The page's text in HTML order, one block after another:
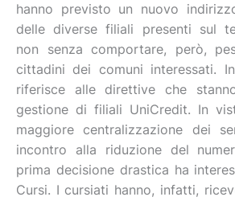
hanno previsto un nuovo
delle diverse filiali presenti sul
non senza comportare, però,
cittadini dei comuni interessati.
riferisce alle direttive che
gestione di filiali UniCredit. In
maggiore centralizzazione dei
incontro alla riduzione del
prima decisione drastica ha
Cursi. I cursiati hanno, infatti,